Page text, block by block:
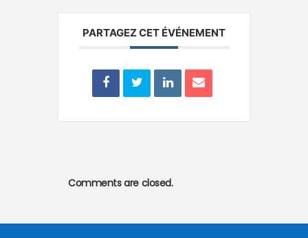
PARTAGEZ CET ÉVÉNEMENT
Comments are closed.